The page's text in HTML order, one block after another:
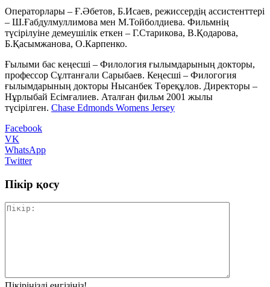
Операторлары – Ғ.Әбетов, Б.Исаев, режиссердің ассистенттері
– Ш.Ғабдулмуллимова мен М.Тойболдиева. Фильмнің
түсірілуіне демеушілік еткен – Г.Старикова, В.Қодарова,
Б.Қасымжанова, О.Карпенко.
Ғылыми бас кеңесші – Филология ғылымдарының докторы,
профессор Сұлтанғали Сарыбаев. Кеңесші – Филогогия
ғылымдарының докторы Нысанбек Төреқұлов. Директоры –
Нұрлыбай Есімғалиев. Аталған фильм 2001 жылы
түсірілген. Chase Edmonds Womens Jersey
Facebook
VK
WhatsApp
Twitter
Пікір қосу